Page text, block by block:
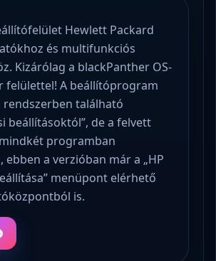
Hewlett Packard
és multifunkciós
Kizárólag a blackPanther OS-
felülettel! A beállítóprogram
található
beállításoktól”, de a felvett
programban
ebben a verzióban már a „HP
menüpont elérhető
is.